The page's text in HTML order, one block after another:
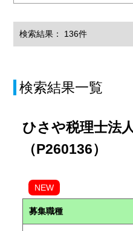
検索結果： 136件
検索結果一覧
ひさや税理士
（P260136）
NEW
募集職種